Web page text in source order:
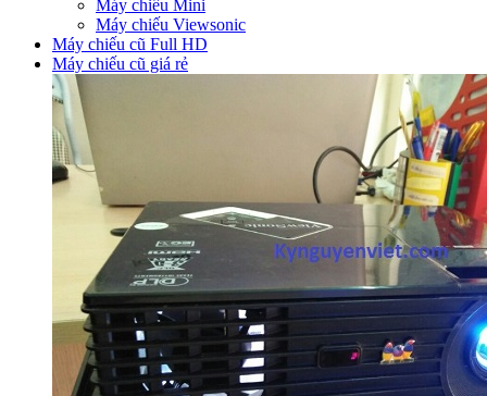
Máy chiếu Mini
Máy chiếu Viewsonic
Máy chiếu cũ Full HD
Máy chiếu cũ giá rẻ